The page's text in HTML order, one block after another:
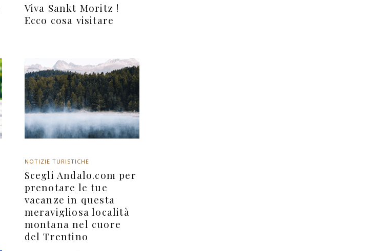
Viva Sankt Moritz !
Ecco cosa visitare
NOTIZIE TURISTICHE
Scegli Andalo.com per
prenotare le tue
vacanze in questa
meravigliosa località
montana nel cuore
del Trentino